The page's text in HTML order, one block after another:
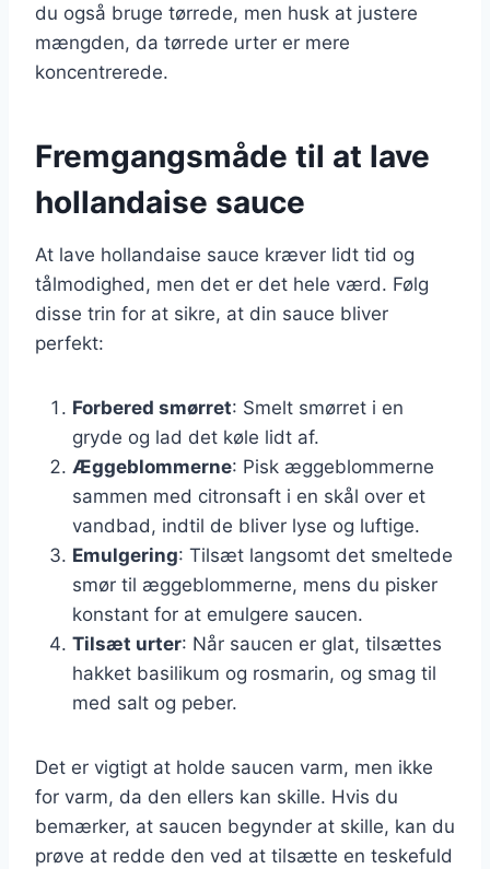
du også bruge tørrede, men husk at justere
mængden, da tørrede urter er mere
koncentrerede.
Fremgangsmåde til at lave
hollandaise sauce
At lave hollandaise sauce kræver lidt tid og
tålmodighed, men det er det hele værd. Følg
disse trin for at sikre, at din sauce bliver
perfekt:
Forbered smørret: Smelt smørret i en
gryde og lad det køle lidt af.
Æggeblommerne: Pisk æggeblommerne
sammen med citronsaft i en skål over et
vandbad, indtil de bliver lyse og luftige.
Emulgering: Tilsæt langsomt det smeltede
smør til æggeblommerne, mens du pisker
konstant for at emulgere saucen.
Tilsæt urter: Når saucen er glat, tilsættes
hakket basilikum og rosmarin, og smag til
med salt og peber.
Det er vigtigt at holde saucen varm, men ikke
for varm, da den ellers kan skille. Hvis du
bemærker, at saucen begynder at skille, kan du
prøve at redde den ved at tilsætte en teskefuld